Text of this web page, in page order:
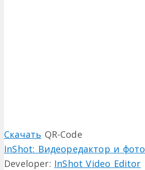
Скачать QR-Code
InShot: Видеоредактор и фото
Developer: InShot Video Editor